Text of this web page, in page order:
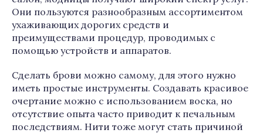
Они пользуются разнообразным ассортиментом
ухаживающих дорогих средств и
преимуществами процедур, проводимых с
помощью устройств и аппаратов.
Сделать брови можно самому, для этого нужно
иметь простые инструменты. Создавать красивое
очертание можно с использованием воска, но
отсутствие опыта часто приводит к печальным
последствиям. Нити тоже могут стать причиной